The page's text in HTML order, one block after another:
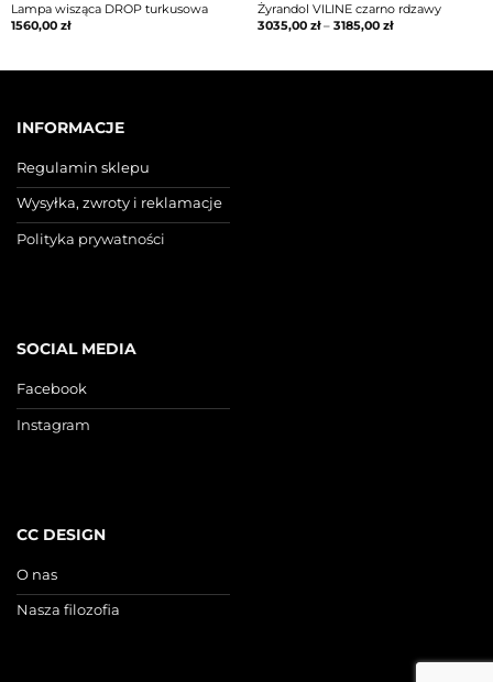
Lampa wisząca DROP turkusowa
1560,00 zł
Żyrandol VILINE czarno rdzawy
3035,00 zł– 3185,00 zł
INFORMACJE
Regulamin sklepu
Wysyłka, zwroty i reklamacje
Polityka prywatności
SOCIAL MEDIA
Facebook
Instagram
CC DESIGN
O nas
Nasza filozofia